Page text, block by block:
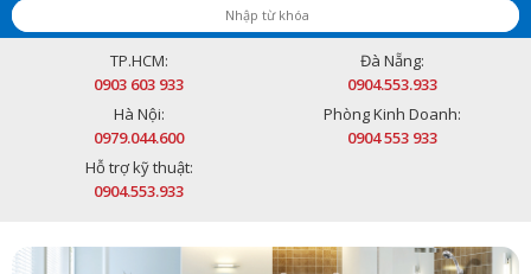
TP.HCM:
0903 603 933
Đà Nẵng:
0904.553.933
Hà Nội:
0979.044.600
Phòng Kinh Doanh:
0904 553 933
Hỗ trợ kỹ thuật:
0904.553.933